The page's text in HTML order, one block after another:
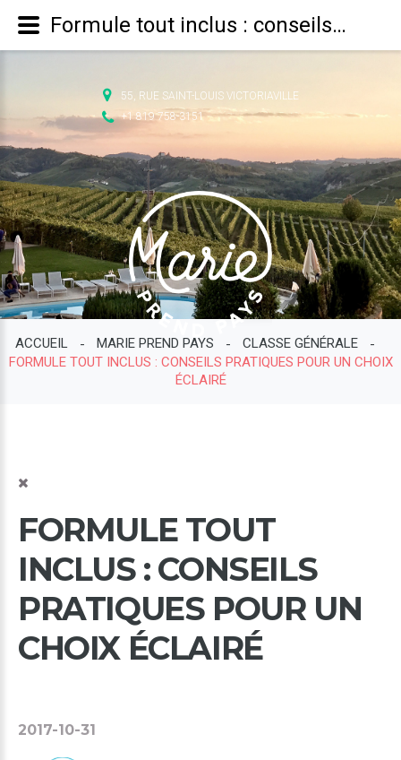
55, RUE SAINT-LOUIS VICTORIAVILLE
+1 819 758-3151
ACCUEIL - MARIE PREND PAYS - CLASSE GÉNÉRALE
-
FORMULE TOUT INCLUS : CONSEILS PRATIQUES POUR UN CHOIX
ÉCLAIRÉ
FORMULE TOUT
INCLUS : CONSEILS
PRATIQUES POUR UN
CHOIX ÉCLAIRÉ
2017-10-31
Formule tout inclus : conseils pratiques pour un choix éclairé - Ne passez pas par quatre chemins, choisissez-en mille.